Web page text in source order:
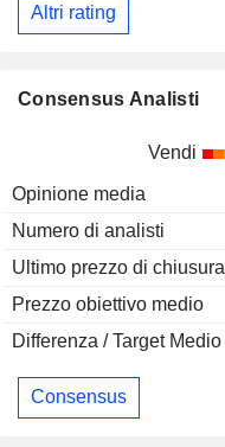
Altri rating
Consensus Analisti
Vendi
Opinione media
Numero di analisti
Ultimo prezzo di chiusura
Prezzo obiettivo medio
Differenza / Target Medio
Consensus